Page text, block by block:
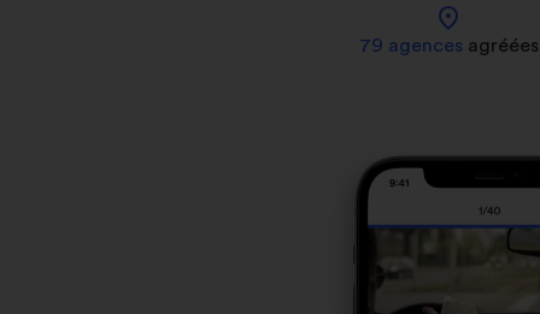
location_on
79 agences agréées